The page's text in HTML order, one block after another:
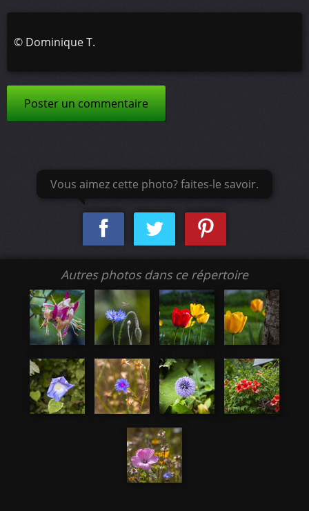
© Dominique T.
Poster un commentaire
Vous aimez cette photo? faites-le savoir.
Autres photos dans ce répertoire